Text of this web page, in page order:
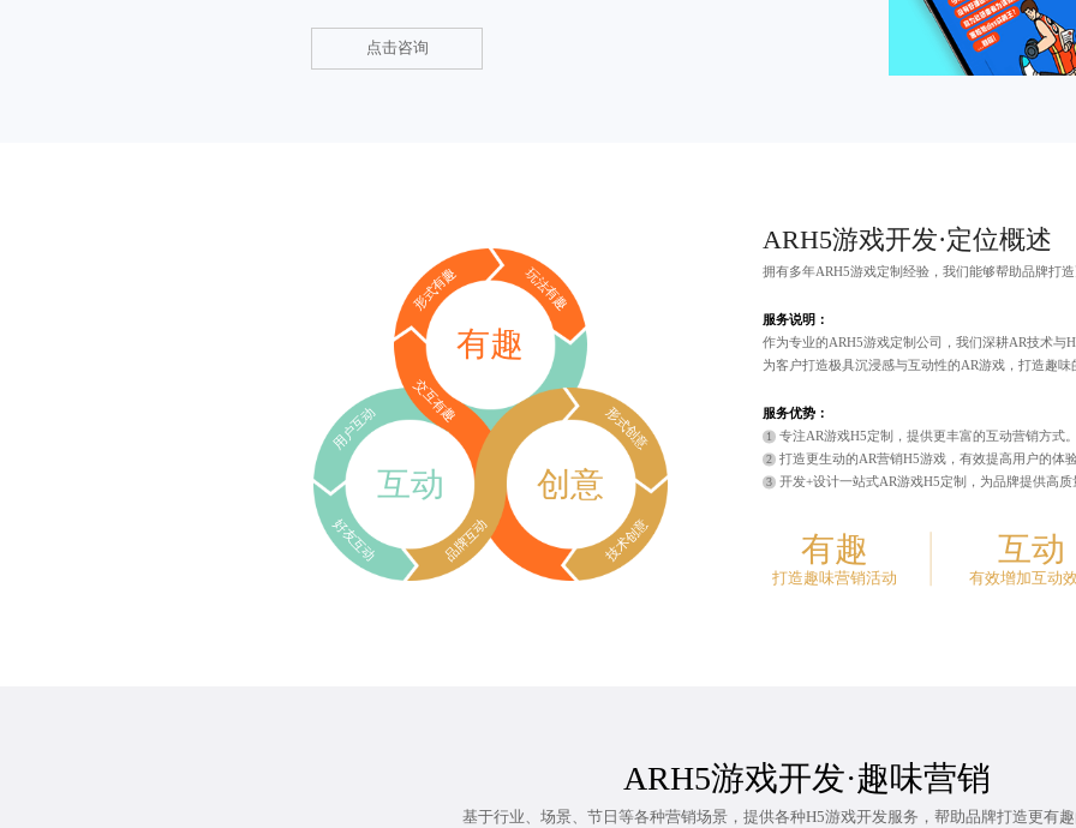
点击咨询
有趣
形式有趣 玩法有趣
交互有趣
互动
用户互动
好友互动 品牌互动
创意
形式创意
技术创意
ARH5游戏开发·定位概述
拥有多年ARH5游戏定制经验，我们能够帮助品牌打
服务说明：
作为专业的ARH5游戏定制公司，我们深耕AR技术与
为客户打造极具沉浸感与互动性的AR游戏，打造趣
服务优势：
专注AR游戏H5定制，提供更丰富的互动营销方式
打造更生动的AR营销H5游戏，有效提高用户的体
开发+设计一站式AR游戏H5定制，为品牌提供高
有趣
打造趣味营销活动
互动
有效增加互动
ARH5游戏开发·趣味营销
基于行业、场景、节日等各种营销场景，提供各种H5游戏开发服务，帮助品牌打造更有